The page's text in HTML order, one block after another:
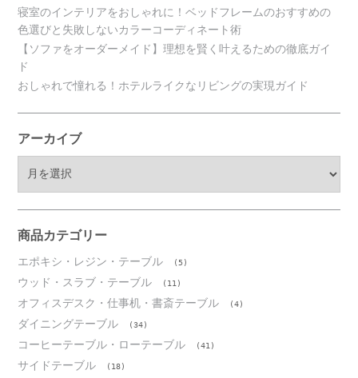
寝室のインテリアをおしゃれに！ベッドフレームのおすすめの
色選びと失敗しないカラーコーディネート術
【ソファをオーダーメイド】理想を賢く叶えるための徹底ガイ
ド
おしゃれで憧れる！ホテルライクなリビングの実現ガイド
アーカイブ
ブ
商品カテゴリー
エポキシ・レジン・テーブル (5)
ウッド・スラブ・テーブル (11)
オフィスデスク・仕事机・書斎テーブル (4)
ダイニングテーブル (34)
コーヒーテーブル・ローテーブル (41)
サイドテーブル (18)